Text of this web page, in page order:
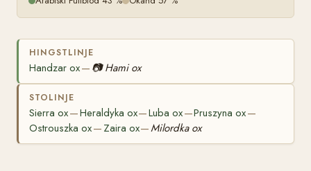
HINGSTLINJE
Handzar ox— 📷 Hami ox
STOLINJE
Sierra ox—Heraldyka ox—Luba ox—Pruszyna ox—
Ostrouszka ox— Zaira ox—Milordka ox